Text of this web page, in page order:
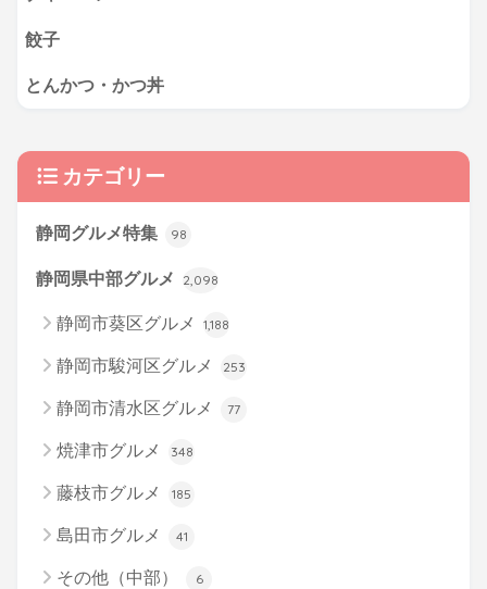
餃子
とんかつ・かつ丼
カテゴリー
静岡グルメ特集 98
静岡県中部グルメ 2,098
静岡市葵区グルメ 1,188
静岡市駿河区グルメ 253
静岡市清水区グルメ 77
焼津市グルメ 348
藤枝市グルメ 185
島田市グルメ 41
その他（中部） 6